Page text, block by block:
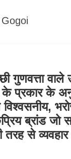
गुणवत्ता वाले
के प्रकार के
ब्रांड जो
तरह से